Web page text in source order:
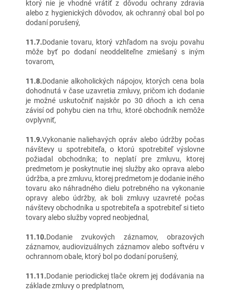
ktorý nie je vhodné vrátiť z dôvodu ochrany zdravia
alebo z hygienických dôvodov, ak ochranný obal bol po
dodaní porušený,
11.7.Dodanie tovaru, ktorý vzhľadom na svoju povahu
môže byť po dodaní neoddeliteľne zmiešaný s iným
tovarom,
11.8.Dodanie alkoholických nápojov, ktorých cena bola
dohodnutá v čase uzavretia zmluvy, pričom ich dodanie
je možné uskutočniť najskôr po 30 dňoch a ich cena
závisí od pohybu cien na trhu, ktoré obchodník nemôže
ovplyvniť,
11.9.Vykonanie naliehavých opráv alebo údržby počas
návštevy u spotrebiteľa, o ktorú spotrebiteľ výslovne
požiadal obchodníka; to neplatí pre zmluvu, ktorej
predmetom je poskytnutie inej služby ako oprava alebo
údržba, a pre zmluvu, ktorej predmetom je dodanie iného
tovaru ako náhradného dielu potrebného na vykonanie
opravy alebo údržby, ak boli zmluvy uzavreté počas
návštevy obchodníka u spotrebiteľa a spotrebiteľ si tieto
tovary alebo služby vopred neobjednal,
11.10.Dodanie zvukových záznamov, obrazových
záznamov, audiovizuálnych záznamov alebo softvéru v
ochrannom obale, ktorý bol po dodaní porušený,
11.11.Dodanie periodickej tlače okrem jej dodávania na
základe zmluvy o predplatnom,